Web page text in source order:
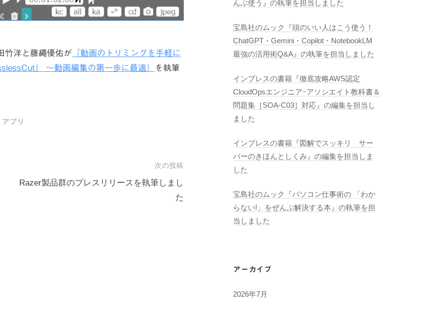
竹洋と藤縄優佑が 『動画のトリミングを手軽に
」 ～動画編集の第一歩に最適』
を執筆
アプリ
次の投稿
Razer製品群のプレスリリースを執筆しまし
た
んぶ使う』の執筆を担当しました
宝島社のムック『頭のいい人はこう使う！
ChatGPT・Gemini・Copilot・NotebookLM
最強の活用術Q&A』の執筆を担当しました
インプレスの書籍『徹底攻略AWS認定
CloudOpsエンジニアｰアソシエイト教科書＆
問題集［SOA-C03］対応』の編集を担当し
ました
インプレスの書籍『図解でスッキリ サー
バーのきほんとしくみ』の編集を担当しま
した
宝島社のムック『パソコン仕事術の 「わか
らない!」をぜんぶ解決する本』の執筆を担
当しました
アーカイブ
2026年7月